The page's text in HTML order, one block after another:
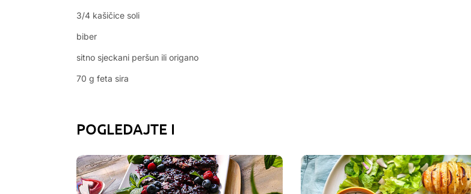
3/4 kašičice soli
biber
sitno sjeckani peršun ili origano
70 g feta sira
POGLEDAJTE I